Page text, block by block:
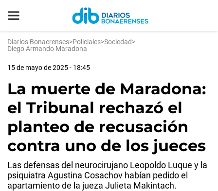
Diarios Bonaerenses>Policiales>Sociedad>
Diego Armando Maradona
15 de mayo de 2025 - 18:45
La muerte de Maradona:
el Tribunal rechazó el
planteo de recusación
contra uno de los jueces
Las defensas del neurocirujano Leopoldo Luque y la
psiquiatra Agustina Cosachov habían pedido el
apartamiento de la jueza Julieta Makintach.